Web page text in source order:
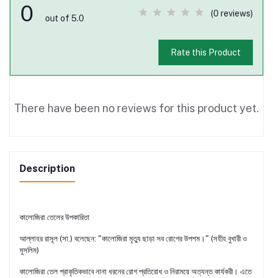
0 out of 5.0
(0 reviews)
Rate this Product
There have been no reviews for this product yet.
Description
কালোজিরা তেলের উপকারিতা
আল্লাহর রাসূল (সা.) বলেছেন: "কালোজিরা মৃত্যু ছাড়া সব রোগের উপশম।" (সহীহ বুখারী ও
মুসলিম)
কালোজিরা তেল প্রাকৃতিকভাবে নানা ধরনের রোগ প্রতিরোধ ও নিরাময়ে অত্যন্ত কার্যকরী। এতে